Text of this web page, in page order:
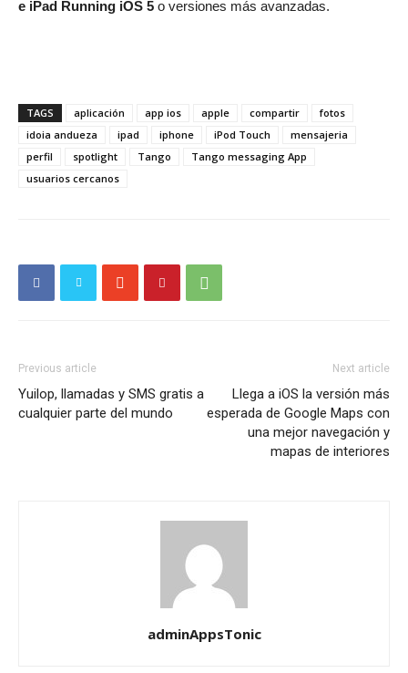
e iPad Running iOS 5 o versiones más avanzadas.
TAGS aplicación app ios apple compartir
fotos
idoia andueza
ipad iphone iPod Touch
mensajeria
perfil
spotlight Tango
Tango messaging App
usuarios cercanos
Previous article
Yuilop, llamadas y SMS gratis a
cualquier parte del mundo
Next article
Llega a iOS la versión más
esperada de Google Maps con
una mejor navegación y
mapas de interiores
adminAppsTonic